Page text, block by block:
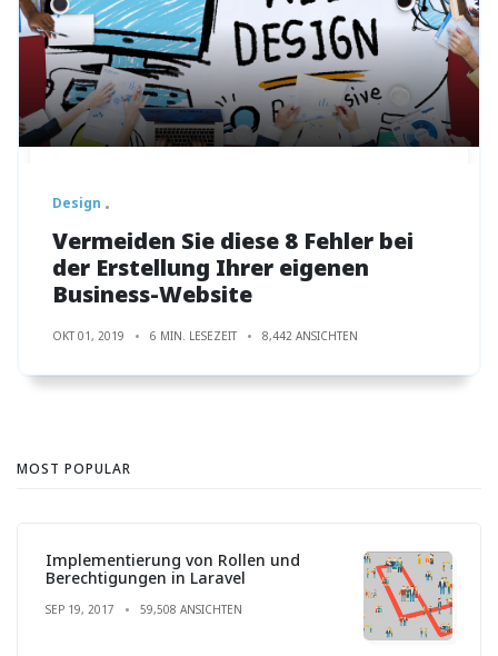
Design
Vermeiden Sie diese 8 Fehler bei
der Erstellung Ihrer eigenen
Business-Website
OKT 01, 2019 6 MIN. LESEZEIT 8,442 ANSICHTEN
MOST POPULAR
Implementierung von Rollen und
Berechtigungen in Laravel
SEP 19, 2017 59,508 ANSICHTEN